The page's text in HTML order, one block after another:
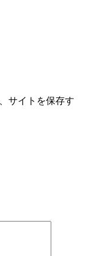
サイトを保存す